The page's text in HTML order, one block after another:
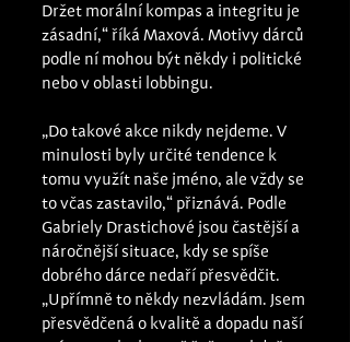
Držet morální kompas a integritu je
zásadní,“ říká Maxová. Motivy dárců
podle ní mohou být někdy i politické
nebo v oblasti lobbingu.
„Do takové akce nikdy nejdeme. V
minulosti byly určité tendence k
tomu využít naše jméno, ale vždy se
to včas zastavilo,“ přiznává. Podle
Gabriely Drastichové jsou častější a
náročnější situace, kdy se spíše
dobrého dárce nedaří přesvědčit.
„Upřímně to někdy nezvládám. Jsem
přesvědčená o kvalitě a dopadu naší